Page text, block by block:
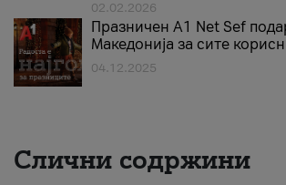
02.02.2026
Празничен A1 Net Sеf
Македонија за сите
04.12.2025
Слични содржини